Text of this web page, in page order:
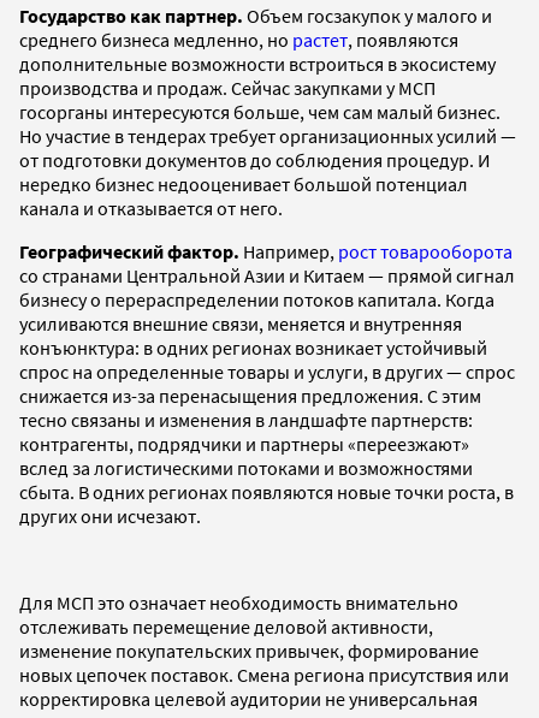
Государство как партнер. Объем госзакупок у малого и
среднего бизнеса медленно, но растет, появляются
дополнительные возможности встроиться в экосистему
производства и продаж. Сейчас закупками у МСП
госорганы интересуются больше, чем сам малый бизнес.
Но участие в тендерах требует организационных усилий —
от подготовки документов до соблюдения процедур. И
нередко бизнес недооценивает большой потенциал
канала и отказывается от него.
Географический фактор. Например, рост товарооборота
со странами Центральной Азии и Китаем — прямой сигнал
бизнесу о перераспределении потоков капитала. Когда
усиливаются внешние связи, меняется и внутренняя
конъюнктура: в одних регионах возникает устойчивый
спрос на определенные товары и услуги, в других — спрос
снижается из-за перенасыщения предложения. С этим
тесно связаны и изменения в ландшафте партнерств:
контрагенты, подрядчики и партнеры «переезжают»
вслед за логистическими потоками и возможностями
сбыта. В одних регионах появляются новые точки роста, в
других они исчезают.
Для МСП это означает необходимость внимательно
отслеживать перемещение деловой активности,
изменение покупательских привычек, формирование
новых цепочек поставок. Смена региона присутствия или
корректировка целевой аудитории не универсальная